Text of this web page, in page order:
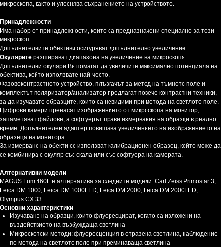
микроскопа, както и улеснява съхранението на устройството.
Принадлежности
Има набор от принадлежности, които са предназначени специално за този
микроскоп.
Допълнителните обективи осигуряват допълнително увеличение.
Окулярите разширяват диапазона на увеличение на микроскопа.
Допълнителни окуляри Ви помагат да увеличите максимално потенциала на
обектива, който използвате най-често.
Фазовоконтрастното устройство, плъзгачът за метод на тъмното поле и
комплектът поляризатор/анализатор предлагат повече контрастни техники,
за да изучавате образците, които са невидими при метода на светлото поле.
Цифрови камери пренасят изображението от микроскопа на монитор,
запаметяват файлове, а софтуерът прави измервания на образци в реално
време. Допълнителен адаптер повишава увеличението на изображението на
образеца на монитора.
За измерване на обекти се използват калибрационен образец, който може да
се комбинира с окуляр със скала или със софтуера на камерата.
Алтернативни модели
MAGUS Lum 460L е алтернатива за следните модели: Carl Zeiss Primostar 3,
Leica DM 1000, Leica DM 1000LED, Leica DM 2000, Leica DM 2000LED,
Olympus CX 33.
Основни характеристики
Изучаване на образци, които флуоресцират, когато са изложени на
въздействието на възбуждаща светлина
Микроскопски методи: флуоресценция в отразена светлина, наблюдение
по метода на светлото поле при преминаваща светлина